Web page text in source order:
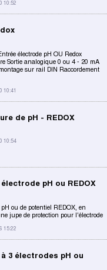
10:52
électrode pH OU Redox
Sortie analogique 0 ou 4 - 20 mA
sur rail DIN Raccordement
10:41
de pH - REDOX
10:54
pH ou REDOX
ou de potentiel REDOX, en
jupe de protection pour l'électrode
15:22
3 électrodes pH ou